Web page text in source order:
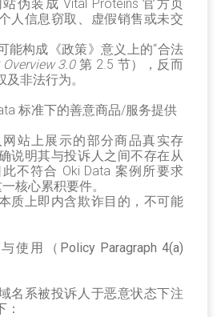
伪装成 Vital Proteins官方页
人信息窃取、虚假销售或未交
能构成《政策》意义上的“合法
Overview 3.0第 2.5 节），反而
非法行为。
标准下的善意商品/服务提供
站上展示的部分商品真实存
说明其与投诉人之间不存在从
不符合 Oki Data 案例所要求
核心累积要件。
质上即内含欺诈目的，不可能
使用（Policy Paragraph 4(a)
名系被投诉人于恶意状态下注